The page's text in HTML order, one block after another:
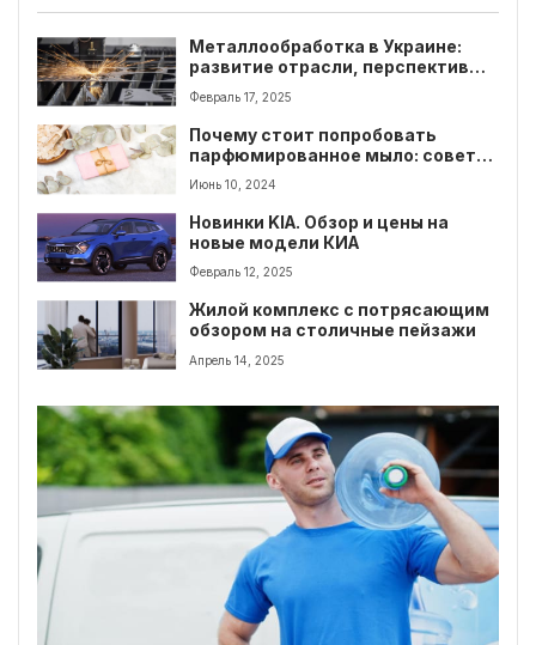
Металлообработка в Украине:
развитие отрасли, перспективы и
выгодные предложения
Февраль 17, 2025
Почему стоит попробовать
парфюмированное мыло: советы
и рекомендации
Июнь 10, 2024
Новинки KIA. Обзор и цены на
новые модели КИА
Февраль 12, 2025
Жилой комплекс с потрясающим
обзором на столичные пейзажи
Апрель 14, 2025